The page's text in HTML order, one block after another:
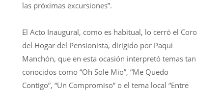
las próximas excursiones”.
El Acto Inaugural, como es habitual, lo cerró el Coro
del Hogar del Pensionista, dirigido por Paqui
Manchón, que en esta ocasión interpretó temas tan
conocidos como “Oh Sole Mio”, “Me Quedo
Contigo”, “Un Compromiso” o el tema local “Entre